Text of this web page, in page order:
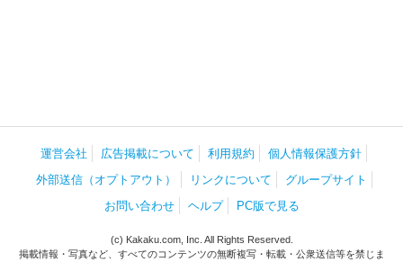
運営会社 広告掲載について 利用規約
個人情報保護方針
外部送信（オプトアウト）
リンクについて
グループサイト
お問い合わせ
ヘルプ PC版で見る
(c) Kakaku.com, Inc. All Rights Reserved.
掲載情報・写真など、すべてのコンテンツの無断複写・転載・公衆送信等を禁じま